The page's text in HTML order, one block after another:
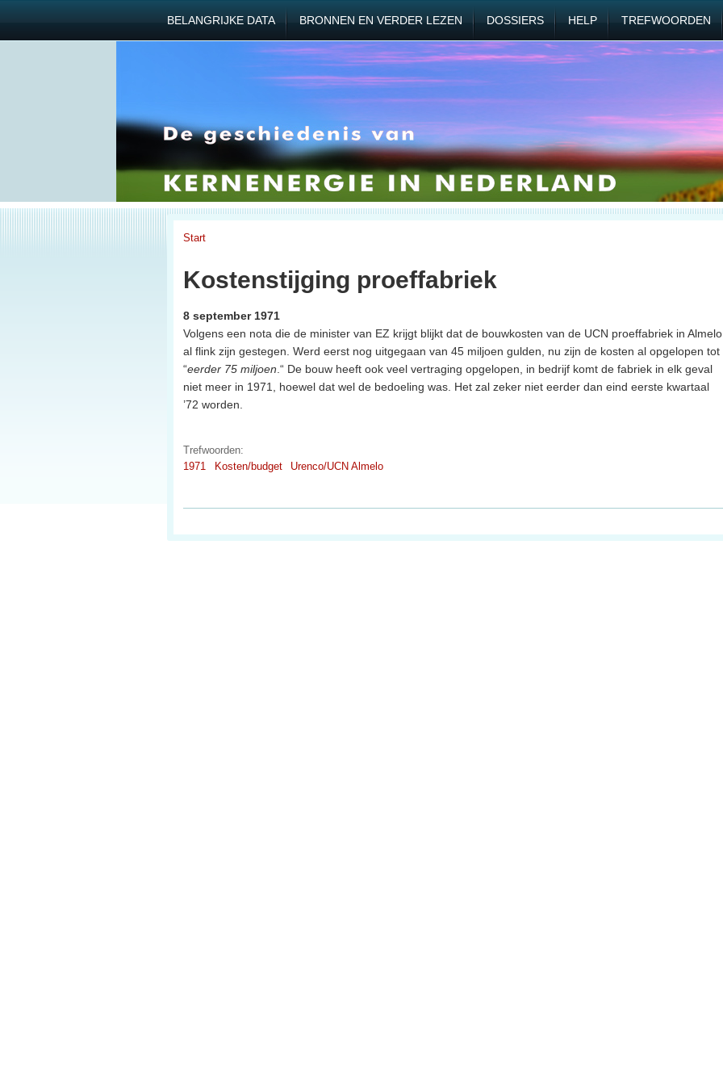
BELANGRIJKE DATA BRONNEN EN VERDER LEZEN DOSSIERS HELP TREFWOORDEN
Start
Kostenstijging proeffabriek
8 september 1971
Volgens een nota die de minister van EZ krijgt blijkt dat de bouwkosten van de UCN proeffabriek in Almelo
al flink zijn gestegen. Werd eerst nog uitgegaan van 45 miljoen gulden, nu zijn de kosten al opgelopen tot
“eerder 75 miljoen .“ De bouw heeft ook veel vertraging opgelopen, in bedrijf komt de fabriek in elk geval
niet meer in 1971, hoewel dat wel de bedoeling was. Het zal zeker niet eerder dan eind eerste kwartaal
’72 worden.
Trefwoorden:
1971
Kosten/budget Urenco/UCN Almelo